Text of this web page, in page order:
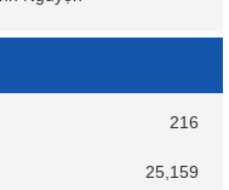
216
25,159